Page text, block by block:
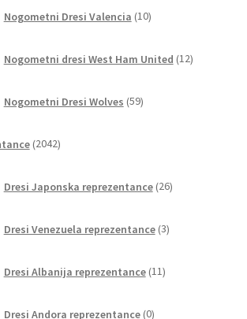
Nogometni Dresi Valencia 10izdelkov
Nogometni dresi West Ham United 12izdelkov
Nogometni Dresi Wolves 59izdelkov
2042izdelkov
Dresi Japonska reprezentance 26izdelkov
Dresi Venezuela reprezentance 3izdelki
Dresi Albanija reprezentance 11izdelkov
Dresi Andora reprezentance 0